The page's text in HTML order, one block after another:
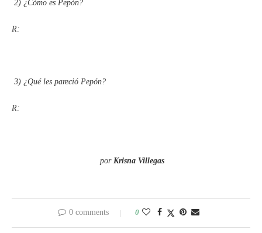
2) ¿Cómo es Pepón?
R:
3) ¿Qué les pareció Pepón?
R:
porKrisna Villegas
0 comments 0